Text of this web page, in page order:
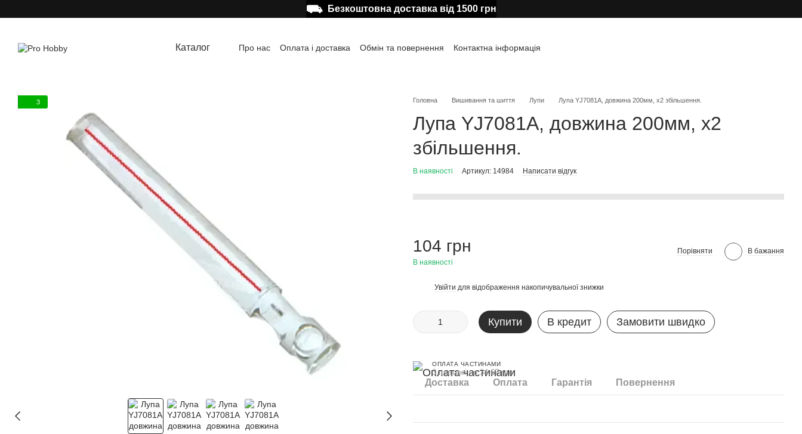
⛟ Безкоштовна доставка від 1500 грн
Каталог Про нас Оплата і доставка Обмін та повернення
Контактна інформація
3 Головна Вишивання та шиття Лупи Лупа YJ7081А, довжина 200мм, х2 збільшення.
Лупа YJ7081А, довжина 200мм, х2
збільшення.
В наявності Артикул: 14984 Написати відгук
104 грн
В наявності
Порівняти В бажання
Увійти для відображення накопичувальної знижки
Купити В кредит Замовити швидко
ОПЛАТА ЧАСТИНАМИ
3 платежі по 34.67 грн
Доставка Оплата Гарантія Повернення